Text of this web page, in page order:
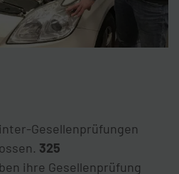
Gesellenprüfungen
325
ihre Gesellenprüfung